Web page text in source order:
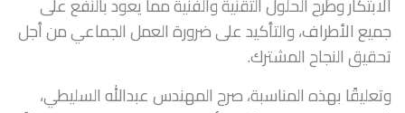
جميع الأطراف، والتأكيد على ضرورة العمل الجماعي من أجل
تحقيق النجاح المشترك.
وتعليقًا بهذه المناسبة، صرح المهندس عبدالله السليطي،